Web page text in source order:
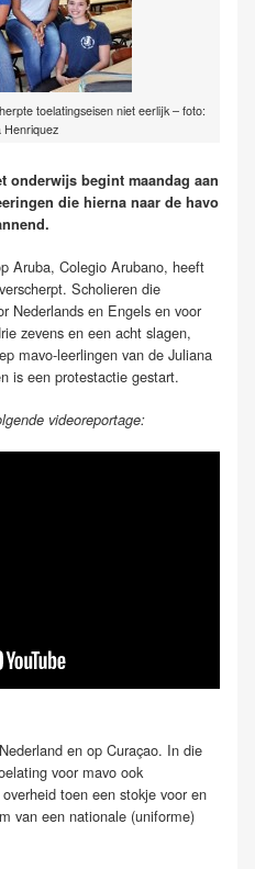
toelatingseisen niet eerlijk – foto:
Henriquez
onderwijs begint maandag aan
die hierna naar de havo
Aruba, Colegio Arubano, heeft
Scholieren die
Nederlands en Engels en voor
zevens en een acht slagen,
mavo-leerlingen van de Juliana
is een protestactie gestart.
videoreportage:
en op Curaçao. In die
voor mavo ook
toen een stokje voor en
van een nationale (uniforme)